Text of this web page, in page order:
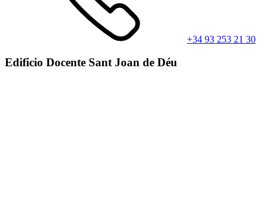
+34 93 253 21 30
Edificio Docente Sant Joan de Déu